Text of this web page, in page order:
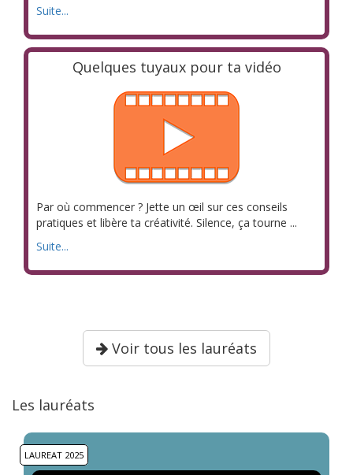
Suite...
Quelques tuyaux pour ta vidéo
Par où commencer ? Jette un œil sur ces conseils
pratiques et libère ta créativité. Silence, ça tourne ...
Suite...
Voir tous les lauréats
Les lauréats
LAUREAT 2025